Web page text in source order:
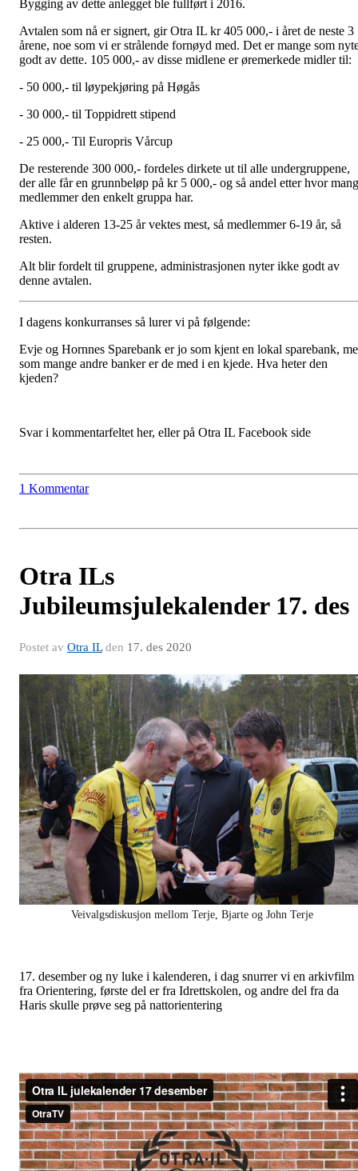
Bygging av dette anlegget ble fullført i 2016.
Avtalen som nå er signert, gir Otra IL kr 405 000,- i året de neste 3
årene, noe som vi er strålende fornøyd med. Det er mange som
godt av dette. 105 000,- av disse midlene er øremerkede midler til:
- 50 000,- til løypekjøring på Høgås
- 30 000,- til Toppidrett stipend
- 25 000,- Til Europris Vårcup
De resterende 300 000,- fordeles dirkete ut til alle undergruppene,
der alle får en grunnbeløp på kr 5 000,- og så andel etter hvor
medlemmer den enkelt gruppa har.
Aktive i alderen 13-25 år vektes mest, så medlemmer 6-19 år, så
resten.
Alt blir fordelt til gruppene, administrasjonen nyter ikke godt av
denne avtalen.
I dagens konkurranses så lurer vi på følgende:
Evje og Hornnes Sparebank er jo som kjent en lokal sparebank,
som mange andre banker er de med i en kjede. Hva heter den
kjeden?
Svar i kommentarfeltet her, eller på Otra IL Facebook side
1 Kommentar
Otra ILs
Jubileumsjulekalender 17. des
Postet av Otra ILden 17. des 2020
Veivalgsdiskusjon mellom Terje, Bjarte og John Terje
17. desember og ny luke i kalenderen, i dag snurrer vi en arkivfilm
fra Orientering, første del er fra Idrettskolen, og andre del fra da
Haris skulle prøve seg på nattorientering